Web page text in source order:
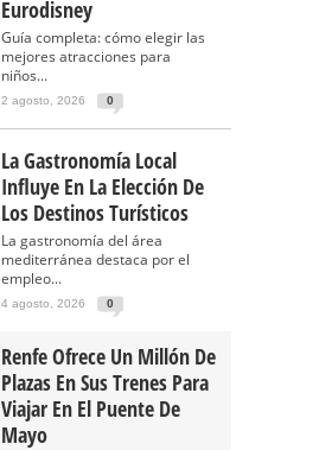
Eurodisney
Guía completa: cómo elegir las
mejores atracciones para
niños...
2 agosto, 2026 0
La Gastronomía Local
Influye En La Elección De
Los Destinos Turísticos
La gastronomía del área
mediterránea destaca por el
empleo...
4 agosto, 2026 0
Renfe Ofrece Un Millón De
Plazas En Sus Trenes Para
Viajar En El Puente De
Mayo